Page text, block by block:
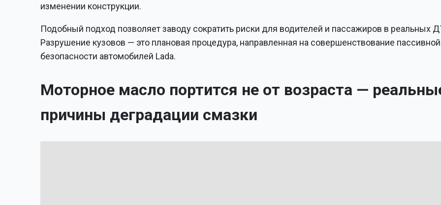
изменении конструкции.
Подобный подход позволяет заводу сократить риски для водителей и пассажиров в реальных
Разрушение кузовов — это плановая процедура, направленная на совершенствование пассивной
безопасности автомобилей Lada.
Моторное масло портится не от возраста —
причины деградации смазки